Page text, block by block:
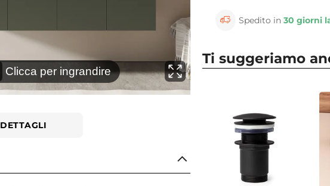
Clicca per ingrandire ⚲ Clicca
Ambientalo
DETTAGLI
Spedito in30 giorni
Ti suggeriamo